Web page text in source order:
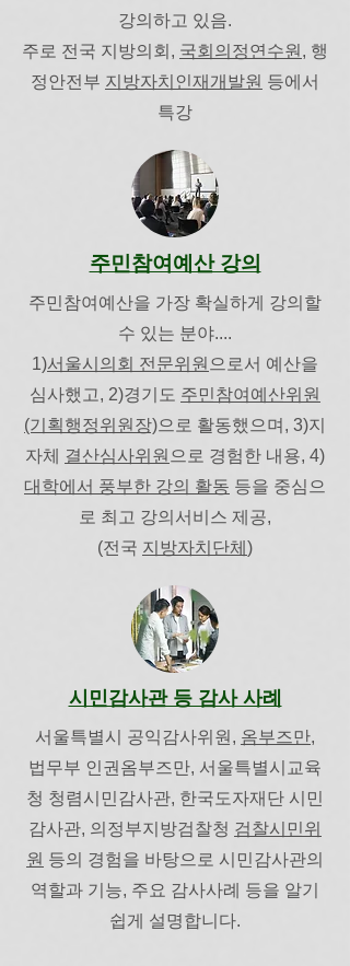
강의하고 있음.
주로 전국 지방의회, 국회의정연수원 , 행
정안전부 지방자치인재개발원 등에서
특강
주민참여예산 강의
주민참여예산을 가장 확실하게 강의할
수 있는 분야....
​1)서울시의회 전문위원 으로서 예산을
심사했고, 2)경기도 주민참여예산위원
(기획행정위원장)으로 활동했으며, 3)지
자체 결산심사위원 으로 경험한 내용, 4)
대학에서 풍부한 강의 활동 등을 중심으
로 최고 강의서비스 제공,
(전국 지방자치단체 )
시민감사관 등 감사 사례
서울특별시 공익감사위원, 옴부즈만,
법무부 인권옴부즈만, 서울특별시교육
청 청렴시민감사관, ​한국도자재단 시민
감사관, 의정부지방검찰청 검찰시민위
원 등의 경험을 바탕으로 시민감사관의
역할과 기능, 주요 감사사례 등을 알기
쉽게 설명합니다.